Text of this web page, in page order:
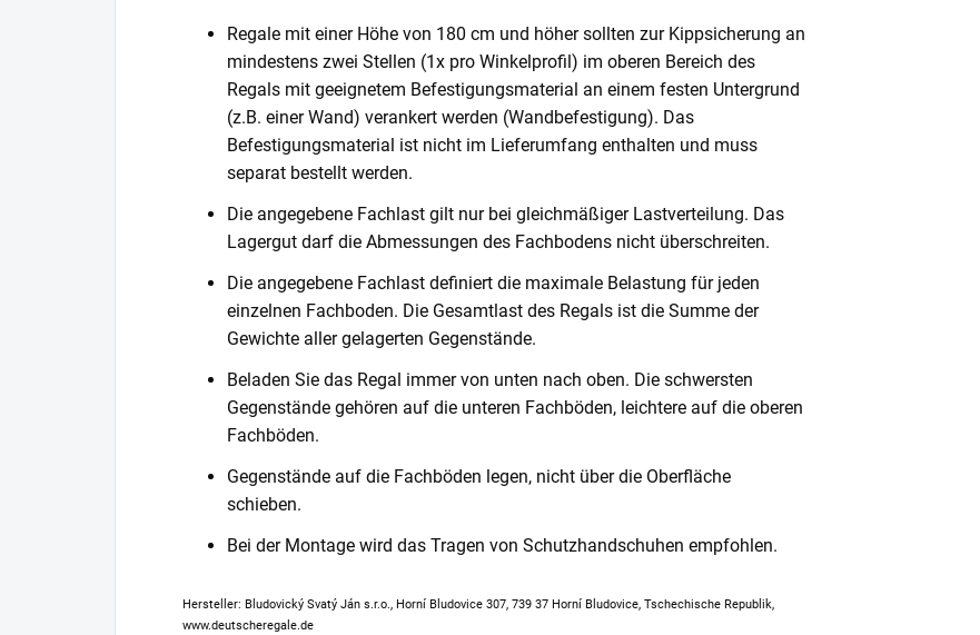
Regale mit einer Höhe von 180 cm und höher sollten zur Kippsicherung an
mindestens zwei Stellen (1x pro Winkelprofil) im oberen Bereich des
Regals mit geeignetem Befestigungsmaterial an einem festen Untergrund
(z.B. einer Wand) verankert werden (Wandbefestigung). Das
Befestigungsmaterial ist nicht im Lieferumfang enthalten und muss
separat bestellt werden.
Die angegebene Fachlast gilt nur bei gleichmäßiger Lastverteilung. Das
Lagergut darf die Abmessungen des Fachbodens nicht überschreiten.
Die angegebene Fachlast definiert die maximale Belastung für jeden
einzelnen Fachboden. Die Gesamtlast des Regals ist die Summe der
Gewichte aller gelagerten Gegenstände.
Beladen Sie das Regal immer von unten nach oben. Die schwersten
Gegenstände gehören auf die unteren Fachböden, leichtere auf die oberen
Fachböden.
Gegenstände auf die Fachböden legen, nicht über die Oberfläche
schieben.
Bei der Montage wird das Tragen von Schutzhandschuhen empfohlen.
Hersteller: Bludovický Svatý Ján s.r.o., Horní Bludovice 307, 739 37 Horní Bludovice, Tschechische Republik,
www.deutscheregale.de